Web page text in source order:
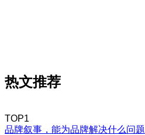
热文推荐
TOP1
品牌叙事，能为品牌解决什么问题